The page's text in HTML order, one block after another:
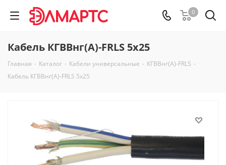
0
Кабель КГВВнг(А)-FRLS 5х25
Главная - Каталог - Кабели универсальные - КГВВнг(А)-FRLS -
Кабель КГВВнг(А)-FRLS 5х25